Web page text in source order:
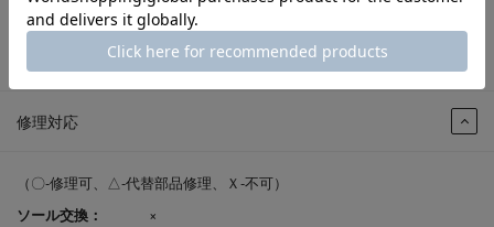
返品サイズ交換：
可
試着申込可否：
否
修理対応
（〇-修理可、△-代替部品修理、Ｘ-不可）
ソール交換：
×